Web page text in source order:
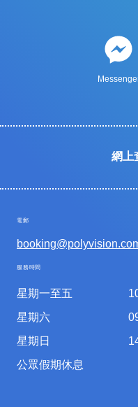
網上
電郵
服務時間
星期一至五
星期六
星期日
公眾假期休息